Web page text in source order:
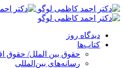
پرش
به
دیدگاه روز
کتاب‌ها
حقوق بین الملل/ حقوق
رسانه‌های بین‌المللی